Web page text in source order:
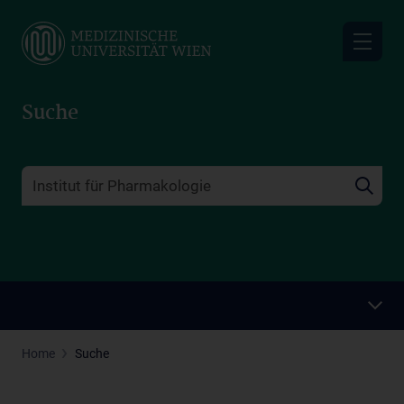
main
Suche
Home Suche